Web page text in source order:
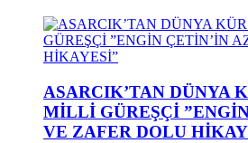
ASARCIK’TAN DÜNYA
MİLLİ GÜREŞÇİ
VE ZAFER DOLU